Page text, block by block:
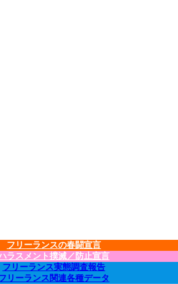
フリーランスの春闘宣言
ラスメント撲滅／防止宣言
フリーランス実態調査報告
リーランス関連各種データ